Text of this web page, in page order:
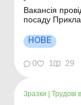
Вакансія
посаду
НОВЕ
0 1 29
Зразки Трудові